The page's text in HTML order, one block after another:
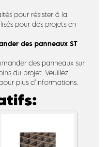
pour résister à la
pour des projets en
des panneaux ST
des panneaux sur
du projet. Veuillez
plus d’informations.